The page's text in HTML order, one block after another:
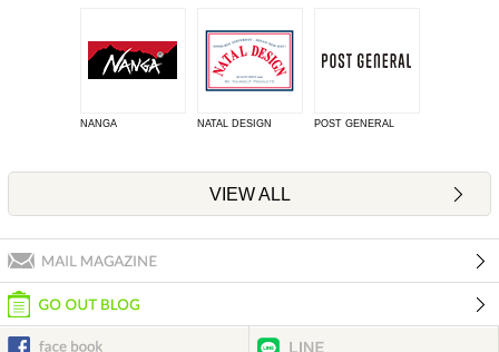
NANGA NATAL DESIGN POST GENERAL
VIEW ALL